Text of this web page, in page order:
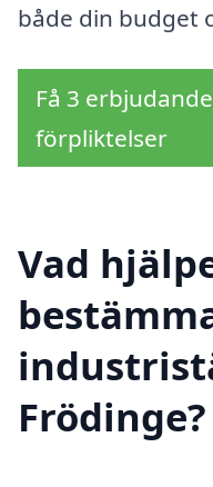
både din budget
Få 3
förpliktelser
Vad
Frödinge?